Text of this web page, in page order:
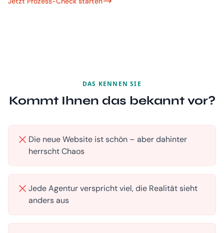
DAS KENNEN SIE
Kommt Ihnen das bekannt vor?
Die neue Website ist schön – aber dahinter
herrscht Chaos
Jede Agentur verspricht viel, die Realität sieht
anders aus